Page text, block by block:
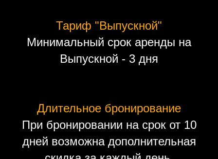
Тариф "Выпускной"
Минимальный срок аренды на
Выпускной - 3 дня
Длительное бронирование
При бронировании на срок от 10
дней возможна дополнительная